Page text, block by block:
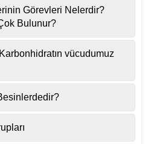
Görevleri Nelerdir?
Bulunur?
vücudumuz